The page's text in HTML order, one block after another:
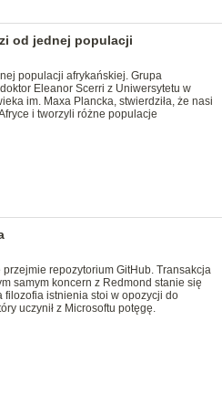
od jednej populacji
populacji afrykańskiej. Grupa
Eleanor Scerri z Uniwersytetu w
im. Maxa Plancka, stwierdziła, że nasi
i tworzyli różne populacje
przejmie repozytorium GitHub. Transakcja
samym koncern z Redmond stanie się
filozofia istnienia stoi w opozycji do
uczynił z Microsoftu potęgę.